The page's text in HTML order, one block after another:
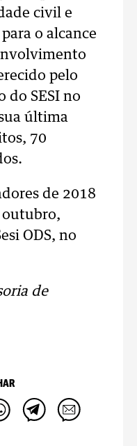
civil e
o alcance
pelo
do SESI no
última
70
de 2018
outubro,
ODS, no
de